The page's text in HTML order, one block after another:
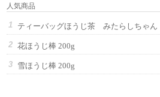
人気商品
ティーバッグほうじ茶 みたらしちゃ
花ほうじ棒 200g
雪ほうじ棒 200g